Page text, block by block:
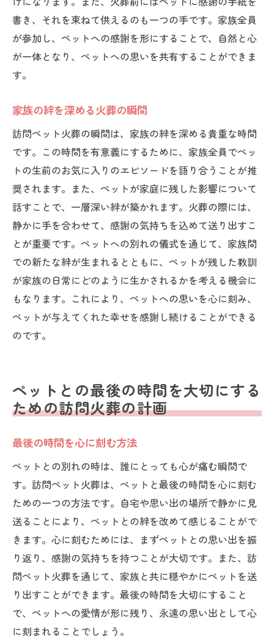
書き、それを束ねて供えるのも一つの手です。家族全員
が参加し、ペットへの感謝を形にすることで、自然と心
が一体となり、ペットへの思いを共有することができま
す。
家族の絆を深める火葬の瞬間
訪問ペット火葬の瞬間は、家族の絆を深める貴重な時間
です。この時間を有意義にするために、家族全員でペッ
トの生前のお気に入りのエピソードを語り合うことが推
奨されます。また、ペットが家庭に残した影響について
話すことで、一層深い絆が築かれます。火葬の際には、
静かに手を合わせて、感謝の気持ちを込めて送り出すこ
とが重要です。ペットへの別れの儀式を通じて、家族間
での新たな絆が生まれるとともに、ペットが残した教訓
が家族の日常にどのように生かされるかを考える機会に
もなります。これにより、ペットへの思いを心に刻み、
ペットが与えてくれた幸せを感謝し続けることができる
のです。
ペットとの最後の時間を大切にする
ための訪問火葬の計画
最後の時間を心に刻む方法
ペットとの別れの時は、誰にとっても心が痛む瞬間で
す。訪問ペット火葬は、ペットと最後の時間を心に刻む
ための一つの方法です。自宅や思い出の場所で静かに見
送ることにより、ペットとの絆を改めて感じることがで
きます。心に刻むためには、まずペットとの思い出を振
り返り、感謝の気持ちを持つことが大切です。また、訪
問ペット火葬を通じて、家族と共に穏やかにペットを送
り出すことができます。最後の時間を大切にすること
で、ペットへの愛情が形に残り、永遠の思い出として心
に刻まれることでしょう。